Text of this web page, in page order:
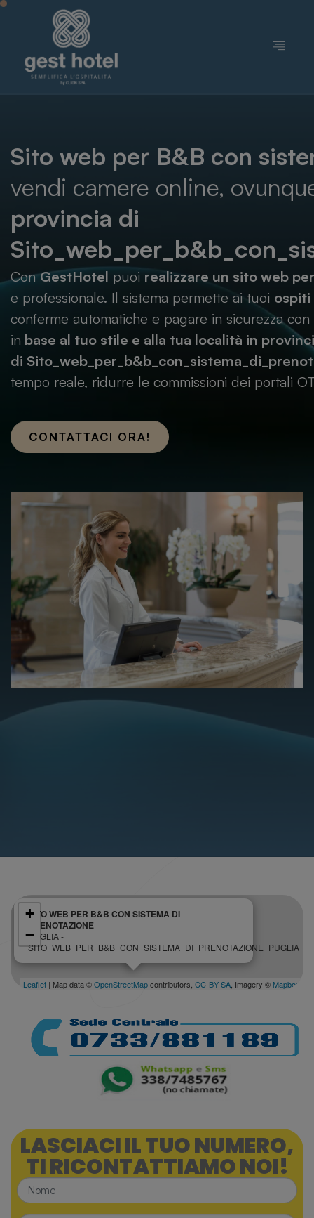
Sito web per B&B con
vendi camere online,
provincia di
ConGestHotel puoi realizzare un sito web
e professionale. Il sistema permette ai tuoi
conferme automatiche e pagare in sicurezza
in base al tuo stile e alla tua località in
di
tempo reale, ridurre le commissioni dei portali
CONTATTACI ORA!
SITO WEB PER B&B CON SISTEMA DI
PRENOTAZIONE
PUGLIA -
SITO_WEB_PER_B&B_CON_SISTEMA_DI_PRENOTAZIONE_PUGLIA
+
−
Leaflet | Map data ©OpenStreetMapcontributors, CC-BY-SA , Imagery © Mapbox
LASCIACI IL TUO NUMERO,
TI RICONTATTIAMO NOI!